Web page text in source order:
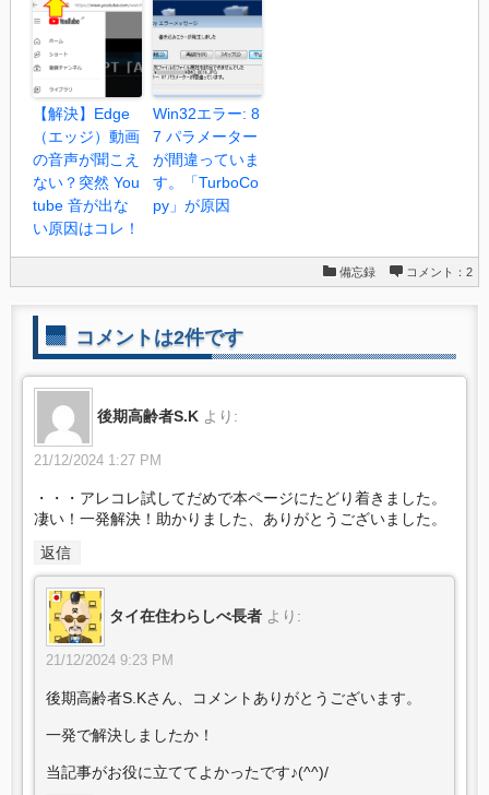
【解決】Edge
（エッジ）動画
の音声が聞こえ
ない？突然 You
tube 音が出な
い原因はコレ！
Win32エラー: 8
7 パラメーター
が間違っていま
す。「TurboCo
py」が原因
備忘録 コメント：2
コメントは2件です
後期高齢者S.K より:
21/12/2024 1:27 PM
・・・アレコレ試してだめで本ページにたどり着きました。
凄い！一発解決！助かりました、ありがとうございました。
返信
タイ在住わらしべ長者 より:
21/12/2024 9:23 PM
後期高齢者S.Kさん、コメントありがとうございます。
一発で解決しましたか！
当記事がお役に立ててよかったです♪(^^)/